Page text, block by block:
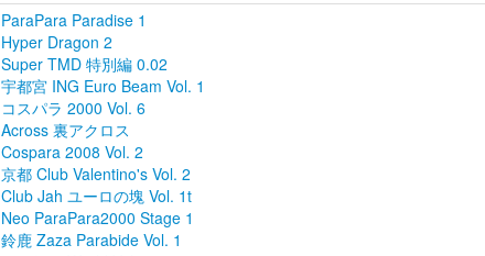
ParaPara Paradise 1
Hyper Dragon 2
Super TMD 特別編 0.02
宇都宮 ING Euro Beam Vol. 1
コスパラ 2000 Vol. 6
Across 裏アクロス
Cospara 2008 Vol. 2
京都 Club Valentino's Vol. 2
Club Jah ユーロの塊 Vol. 1t
Neo ParaPara2000 Stage 1
鈴鹿 Zaza Parabide Vol. 1